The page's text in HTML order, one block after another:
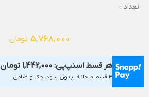
تعداد :
5,768,000 تومان
هر قسط اسنپ‌پی: 1,442,000 تومان
۴ قسط ماهانه. بدون سود، چک و ضامن.